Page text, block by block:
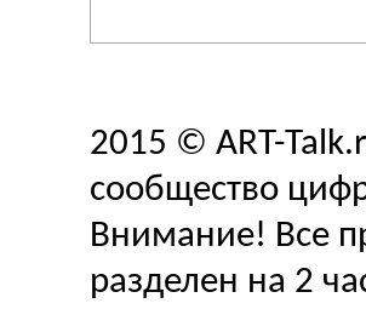
2015 © ART-
сообщество
Внимание! Все
разделен на 2